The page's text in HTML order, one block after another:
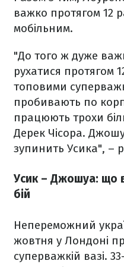
важко протягом 12
мобільним.
"До того ж дуже
рухатися протягом
топовими
пробивають по
працюють трохи
Дерек Чісора.
зупинить Усика", –
Усик – Джошуа: що
бій
Непереможний
жовтня у Лондоні
суперважкій вазі.